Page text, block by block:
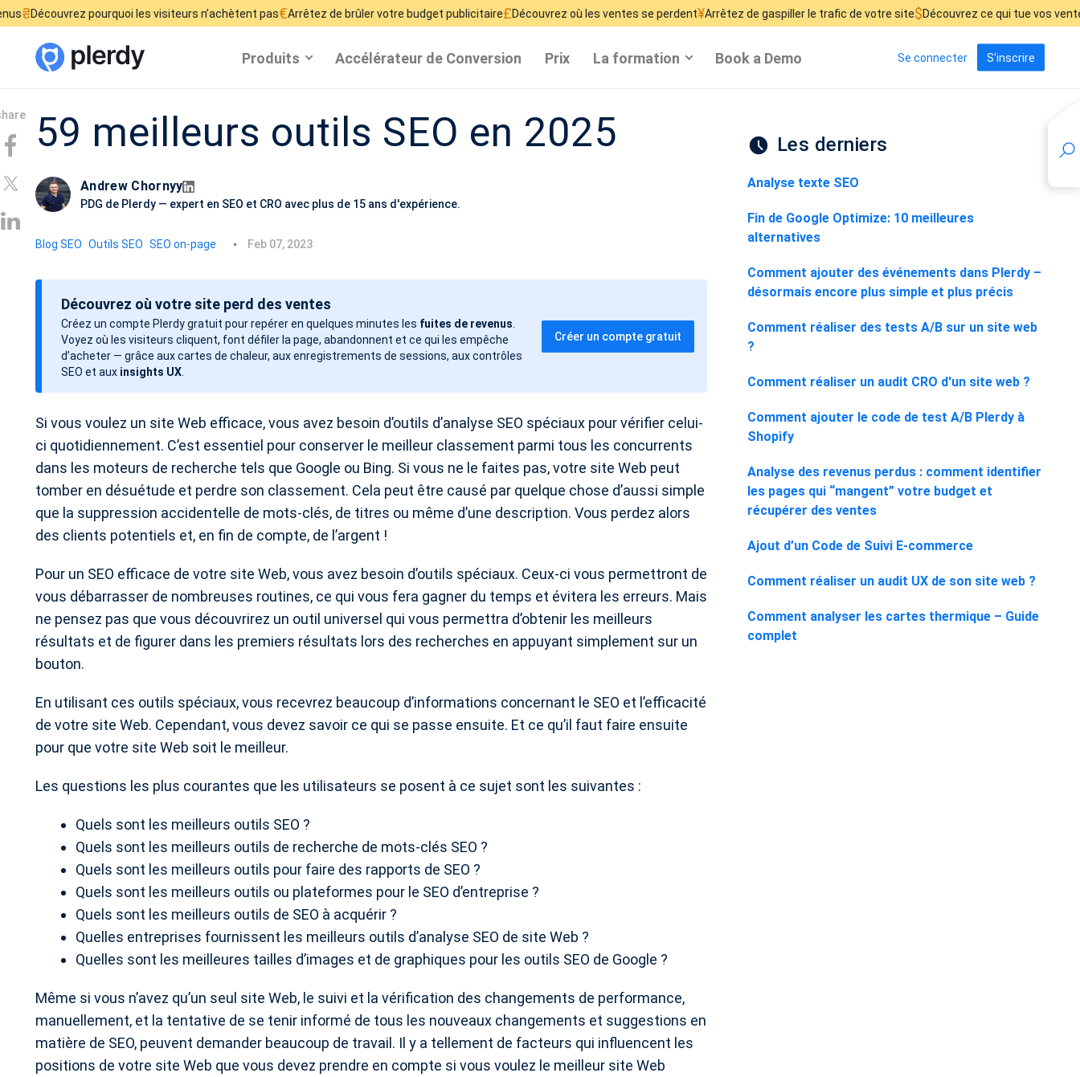
pourquoi les visiteurs n’achètent pas€Arrêtez de brûler votre budget publicitaire£ Découvrez où les ventes se perdent¥Arrêtez de gaspiller le trafic de votre site $Découvrez ce qui tue vos ventes₴
Produits Accélérateur de Conversion Prix La formation Book a Demo Se connecter S'inscrire
59 meilleurs outils SEO en 2025
Andrew Chornyy
PDG de Plerdy — expert en SEO et CRO avec plus de 15 ans d'expérience.
Blog SEO Outils SEO SEO on-page
D
e
d
e
’
r
e
Feb 07, 2023
Découvrez où votre site perd des ventes
Créez un compte Plerdy gratuit pour repérer en quelques minutes les fuites de revenus
Voyez où les visiteurs cliquent, font défiler la page, abandonnent et ce qui les empêche
d’acheter — grâce aux cartes de chaleur, aux enregistrements de sessions, aux contrôles
SEO et aux insights UX
Créer un compte gratuit
Si vous voulez un site Web efficace, vous avez besoin d’outils d’analyse SEO spéciaux pour vérifier celui-
ci quotidiennement. C’est essentiel pour conserver le meilleur classement parmi tous les concurrents
dans les moteurs de recherche tels que Google ou Bing. Si vous ne le faites pas, votre site Web peut
tomber en désuétude et perdre son classement. Cela peut être causé par quelque chose d’aussi simple
que la suppression accidentelle de mots-clés, de titres ou même d’une description. Vous perdez alors
des clients potentiels et, en fin de compte, de l’argent !
Pour un SEO efficace de votre site Web, vous avez besoin d’outils spéciaux. Ceux-ci vous permettront de
vous débarrasser de nombreuses routines, ce qui vous fera gagner du temps et évitera les erreurs. Mais
ne pensez pas que vous découvrirez un outil universel qui vous permettra d’obtenir les meilleurs
résultats et de figurer dans les premiers résultats lors des recherches en appuyant simplement sur un
bouton.
En utilisant ces outils spéciaux, vous recevrez beaucoup d’informations concernant le SEO et l’efficacité
de votre site Web. Cependant, vous devez savoir ce qui se passe ensuite. Et ce qu’il faut faire ensuite
pour que votre site Web soit le meilleur.
Les questions les plus courantes que les utilisateurs se posent à ce sujet sont les suivantes :
Quels sont les meilleurs outils SEO ?
Quels sont les meilleurs outils de recherche de mots-clés SEO ?
Quels sont les meilleurs outils pour faire des rapports de SEO ?
Quels sont les meilleurs outils ou plateformes pour le SEO d’entreprise ?
Quels sont les meilleurs outils de SEO à acquérir ?
Quelles entreprises fournissent les meilleurs outils d’analyse SEO de site Web ?
Quelles sont les meilleures tailles d’images et de graphiques pour les outils SEO de Google ?
Même si vous n’avez qu’un seul site Web, le suivi et la vérification des changements de performance,
manuellement, et la tentative de se tenir informé de tous les nouveaux changements et suggestions en
matière de SEO, peuvent demander beaucoup de travail. Il y a tellement de facteurs qui influencent les
positions de votre site Web que vous devez prendre en compte si vous voulez le meilleur site Web
Les derniers
Analyse texte SEO
Fin de Google Optimize: 10 meilleures
alternatives
Comment ajouter des événements dans Plerdy –
désormais encore plus simple et plus précis
Comment réaliser des tests A/B sur un site web
?
Comment réaliser un audit CRO d'un site web ?
Comment ajouter le code de test A/B Plerdy à
Shopify
Analyse des revenus perdus : comment identifier
les pages qui “mangent” votre budget et
récupérer des ventes
Ajout d’un Code de Suivi E-commerce
Comment réaliser un audit UX de son site web ?
Comment analyser les cartes thermique – Guide
complet